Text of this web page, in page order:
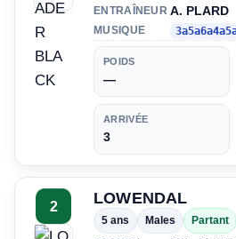
ENTRAÎNEUR A. PLARD
MUSIQUE
POIDS
—
ARRIVÉE
3
2 LOWENDAL
5 ans Males
Partant